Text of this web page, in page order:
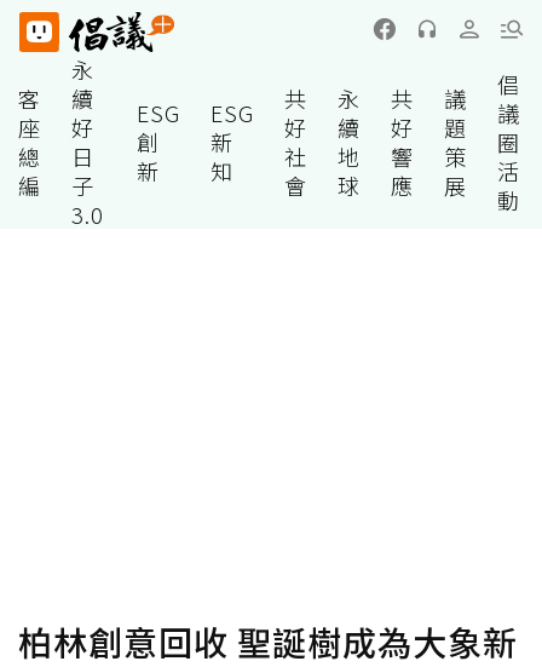
客
座
總
編
永
續
好
日
子
3.0
ESG
創
新
ESG
新
知
共
好
社
會
永
續
地
球
共
好
響
應
議
題
策
展
倡
議
圈
活
動
柏林創意回收 聖誕樹成為大象新